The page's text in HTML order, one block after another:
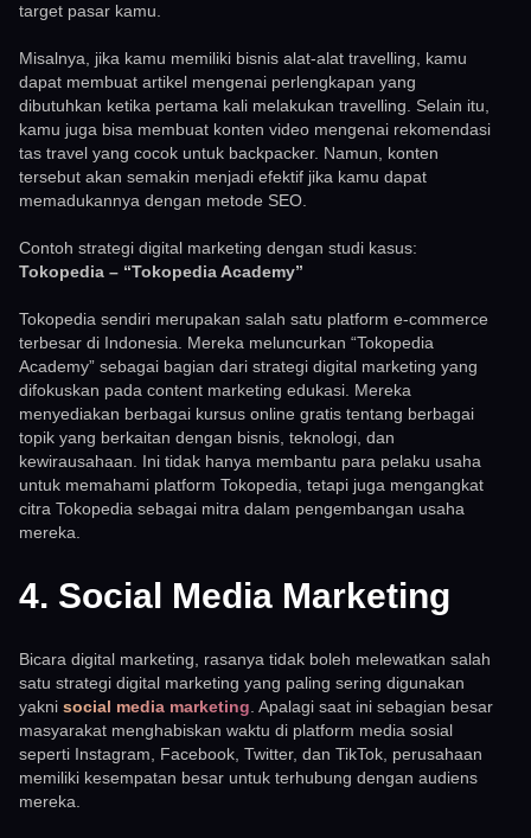
target pasar kamu.
Misalnya, jika kamu memiliki bisnis alat-alat travelling, kamu
dapat membuat artikel mengenai perlengkapan yang
dibutuhkan ketika pertama kali melakukan travelling. Selain itu,
kamu juga bisa membuat konten video mengenai rekomendasi
tas travel yang cocok untuk backpacker. Namun, konten
tersebut akan semakin menjadi efektif jika kamu dapat
memadukannya dengan metode SEO.
Contoh strategi digital marketing dengan studi kasus:
Tokopedia – “Tokopedia Academy”
Tokopedia sendiri merupakan salah satu platform e-commerce
terbesar di Indonesia. Mereka meluncurkan “Tokopedia
Academy” sebagai bagian dari strategi digital marketing yang
difokuskan pada content marketing edukasi. Mereka
menyediakan berbagai kursus online gratis tentang berbagai
topik yang berkaitan dengan bisnis, teknologi, dan
kewirausahaan. Ini tidak hanya membantu para pelaku usaha
untuk memahami platform Tokopedia, tetapi juga mengangkat
citra Tokopedia sebagai mitra dalam pengembangan usaha
mereka.
4. Social Media Marketing
Bicara digital marketing, rasanya tidak boleh melewatkan salah
satu strategi digital marketing yang paling sering digunakan
yakni social media marketing. Apalagi saat ini sebagian besar
masyarakat menghabiskan waktu di platform media sosial
seperti Instagram, Facebook, Twitter, dan TikTok, perusahaan
memiliki kesempatan besar untuk terhubung dengan audiens
mereka.